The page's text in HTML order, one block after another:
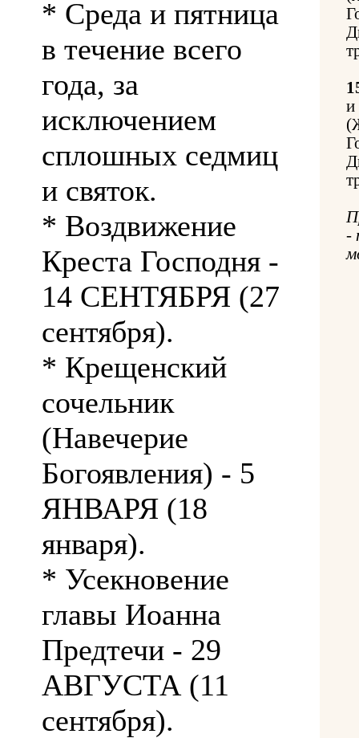
* Среда и пятница
в течение всего
года, за
исключением
сплошных седмиц
и святок.
* Воздвижение
Креста Господня -
14 СЕНТЯБРЯ (27
сентября).
* Крещенский
сочельник
(Навечерие
Богоявления) - 5
ЯНВАРЯ (18
января).
* Усекновение
главы Иоанна
Предтечи - 29
АВГУСТА (11
сентября).
и
-